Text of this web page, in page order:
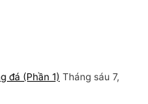
đá (Phần 1) Tháng sáu 7,